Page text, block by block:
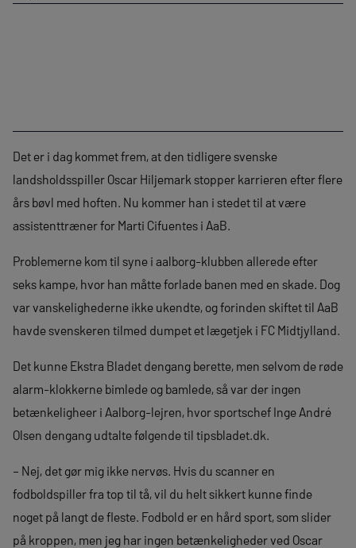
Det er i dag kommet frem, at den tidligere svenske
landsholdsspiller Oscar Hiljemark stopper karrieren efter flere
års bøvl med hoften. Nu kommer han i stedet til at være
assistenttræner for Marti Cifuentes i AaB.
Problemerne kom til syne i aalborg-klubben allerede efter
seks kampe, hvor han måtte forlade banen med en skade. Dog
var vanskelighederne ikke ukendte, og forinden skiftet til AaB
havde svenskeren tilmed dumpet et lægetjek i FC Midtjylland.
Det kunne Ekstra Bladet dengang berette, men selvom de røde
alarm-klokkerne bimlede og bamlede, så var der ingen
betænkeligheer i Aalborg-lejren, hvor sportschef Inge André
Olsen dengang udtalte følgende til tipsbladet.dk.
– Nej, det gør mig ikke nervøs. Hvis du scanner en
fodboldspiller fra top til tå, vil du helt sikkert kunne finde
noget på langt de fleste. Fodbold er en hård sport, som slider
på kroppen, men jeg har ingen betænkeligheder ved Oscar